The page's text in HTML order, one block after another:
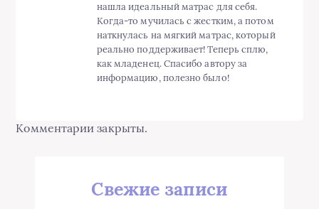
нашла идеальный матрас для себя.
Когда-то мучилась с жестким, а потом
наткнулась на мягкий матрас, который
реально поддерживает! Теперь сплю,
как младенец. Спасибо автору за
информацию, полезно было!
Комментарии закрыты.
Свежие записи